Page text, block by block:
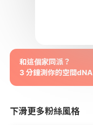
和這個家同派？
3 分鐘測你的空間dNA
下滑更多粉絲風格